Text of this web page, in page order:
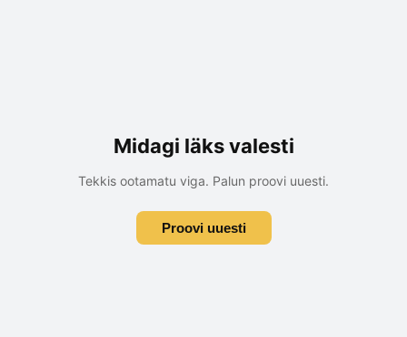
Midagi läks valesti
Tekkis ootamatu viga. Palun proovi uuesti.
Proovi uuesti